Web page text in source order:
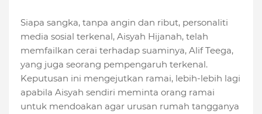
Siapa sangka, tanpa angin dan ribut, personaliti
media sosial terkenal, Aisyah Hijanah, telah
memfailkan cerai terhadap suaminya, Alif Teega,
yang juga seorang pempengaruh terkenal.
Keputusan ini mengejutkan ramai, lebih-lebih lagi
apabila Aisyah sendiri meminta orang ramai
untuk mendoakan agar urusan rumah tangganya